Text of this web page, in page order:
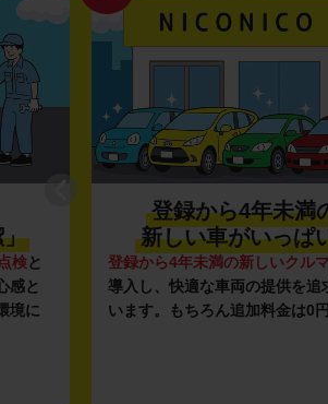
」
検と
感と
境に
登録から4年未満
新しい車がいっぱ
登録から4年未満の新しいクルマ
導入し、快適な車両の提供を追
います。もちろん追加料金は0円